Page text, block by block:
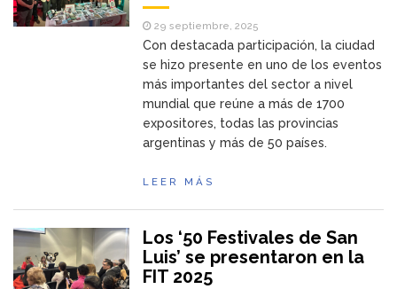
29 septiembre, 2025
Con destacada participación, la ciudad
se hizo presente en uno de los eventos
más importantes del sector a nivel
mundial que reúne a más de 1700
expositores, todas las provincias
argentinas y más de 50 países.
LEER MÁS
Los ‘50 Festivales de San
Luis’ se presentaron en la
FIT 2025